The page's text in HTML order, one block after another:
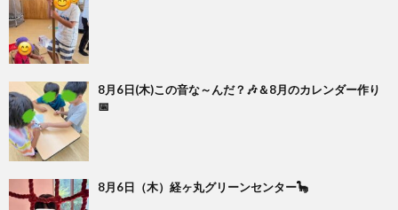
8月6日(木)この音な～んだ？🎶＆8月のカレンダー作り
📅
8月6日（木）経ヶ丸グリーンセンター🦕